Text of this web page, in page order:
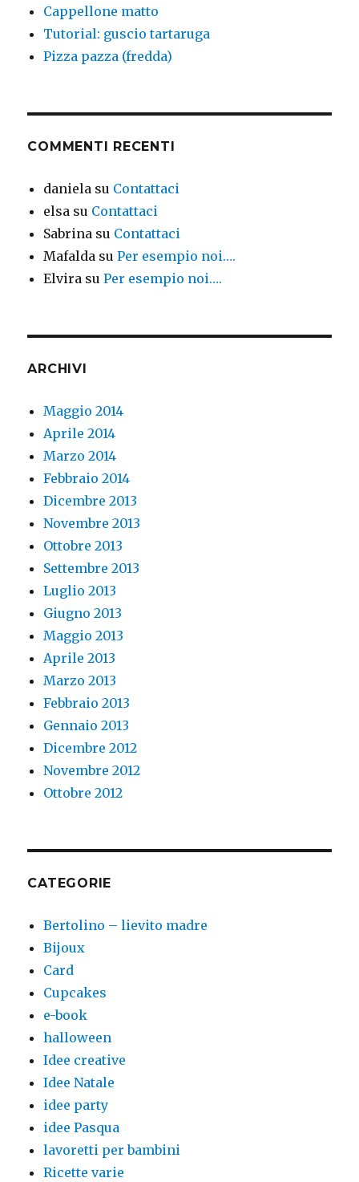
Cappellone matto
Tutorial: guscio tartaruga
Pizza pazza (fredda)
COMMENTI RECENTI
daniela su Contattaci
elsa su Contattaci
Sabrina su Contattaci
Mafalda suPer esempio noi….
Elvira suPer esempio noi….
ARCHIVI
Maggio 2014
Aprile 2014
Marzo 2014
Febbraio 2014
Dicembre 2013
Novembre 2013
Ottobre 2013
Settembre 2013
Luglio 2013
Giugno 2013
Maggio 2013
Aprile 2013
Marzo 2013
Febbraio 2013
Gennaio 2013
Dicembre 2012
Novembre 2012
Ottobre 2012
CATEGORIE
Bertolino – lievito madre
Bijoux
Card
Cupcakes
e-book
halloween
Idee creative
Idee Natale
idee party
idee Pasqua
lavoretti per bambini
Ricette varie